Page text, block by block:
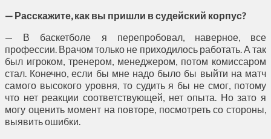
— Расскажите, как вы пришли в судейский корпус?
— В баскетболе я перепробовал, наверное, все
профессии. Врачом только не приходилось работать. А так
был игроком, тренером, менеджером, потом комиссаром
стал. Конечно, если бы мне надо было бы выйти на матч
самого высокого уровня, то судить я бы не смог, потому
что нет реакции соответствующей, нет опыта. Но зато я
могу оценить момент на повторе, посмотреть со стороны,
выявить ошибки.